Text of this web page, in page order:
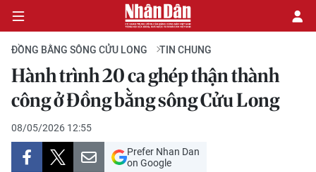
CHÍNH TRỊ
KINH TẾ
VĂN HÓA
ĐỒNG BẰNG SÔNG CỬU LONG TIN CHUNG
Hành trình 20 ca ghép thận thành
công ở Đồng bằng sông Cửu Long
08/05/2026 12:55
Prefer Nhan Dan
on Google